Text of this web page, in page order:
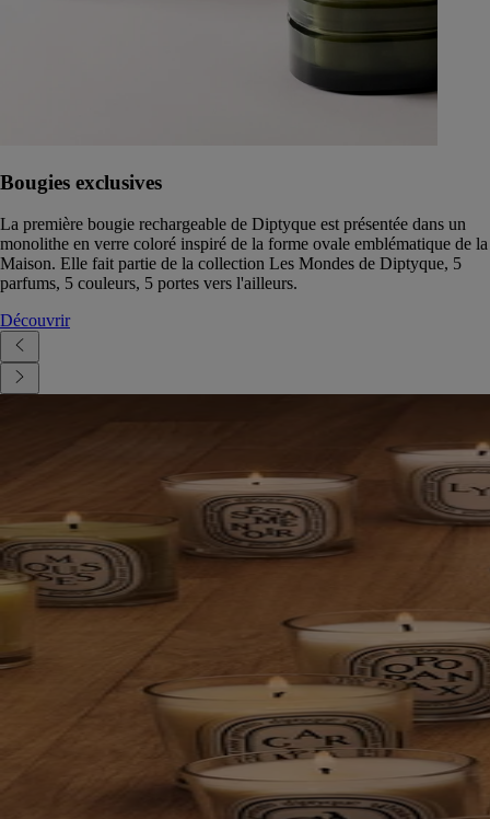
Bougies exclusives
La première bougie rechargeable de Diptyque est présentée dans un
monolithe en verre coloré inspiré de la forme ovale emblématique de la
Maison. Elle fait partie de la collection Les Mondes de Diptyque, 5
parfums, 5 couleurs, 5 portes vers l'ailleurs.
Découvrir